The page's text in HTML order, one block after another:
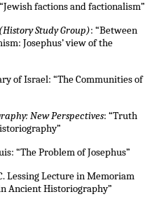
factions and factionalism”
Study Group): “Between
Josephus’ view of the
of Israel: “The Communities of
New Perspectives: “Truth
“The Problem of Josephus”
Lessing Lecture in Memoriam
Ancient Historiography”